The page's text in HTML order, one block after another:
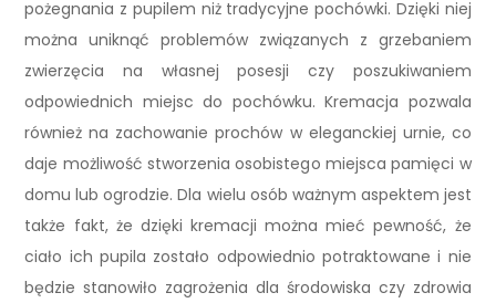
pożegnania z pupilem niż tradycyjne pochówki. Dzięki niej
można uniknąć problemów związanych z grzebaniem
zwierzęcia na własnej posesji czy poszukiwaniem
odpowiednich miejsc do pochówku. Kremacja pozwala
również na zachowanie prochów w eleganckiej urnie, co
daje możliwość stworzenia osobistego miejsca pamięci w
domu lub ogrodzie. Dla wielu osób ważnym aspektem jest
także fakt, że dzięki kremacji można mieć pewność, że
ciało ich pupila zostało odpowiednio potraktowane i nie
będzie stanowiło zagrożenia dla środowiska czy zdrowia